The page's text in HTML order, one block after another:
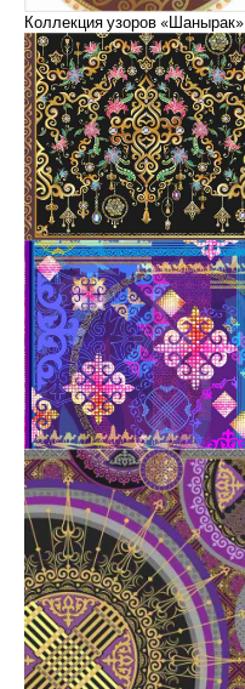
Коллекция узоров «Шанырак»